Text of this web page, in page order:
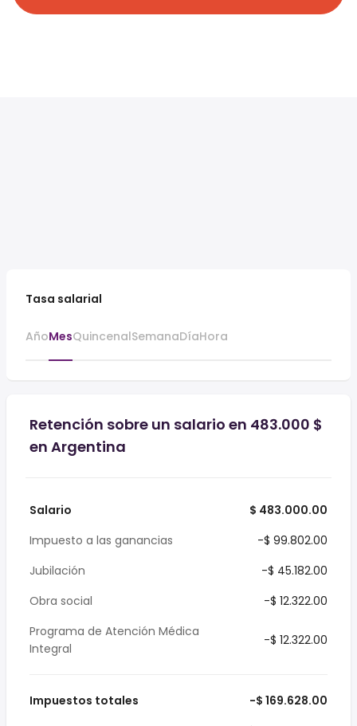
Tasa salarial
AñoMesQuincenalSemanaDíaHora
Retención sobre un salario en 483.000 $
en Argentina
Salario
$ 483.000.00
Impuesto a las ganancias
-$ 99.802.00
Jubilación
-$ 45.182.00
Obra social
-$ 12.322.00
Programa de Atención Médica
Integral
-$ 12.322.00
Impuestos totales -$ 169.628.00